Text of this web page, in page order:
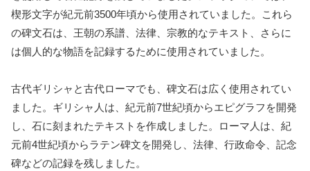
楔形文字が紀元前3500年頃から使用されていました。これら
の碑文石は、王朝の系譜、法律、宗教的なテキスト、さらに
は個人的な物語を記録するために使用されていました。
古代ギリシャと古代ローマでも、碑文石は広く使用されてい
ました。ギリシャ人は、紀元前7世紀頃からエピグラフを開発
し、石に刻まれたテキストを作成しました。ローマ人は、紀
元前4世紀頃からラテン碑文を開発し、法律、行政命令、記念
碑などの記録を残しました。